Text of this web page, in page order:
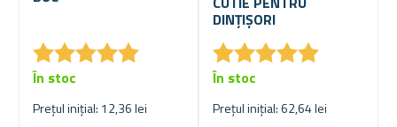
★★★★★
★★★★★
Prețul inițial: 12,36 lei
În stoc
DINȚIȘORI
★★★★★
★★★★★
Prețul inițial: 62,64 lei
În stoc